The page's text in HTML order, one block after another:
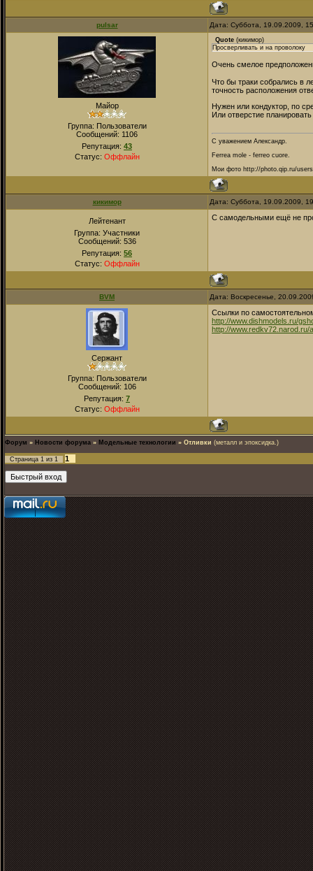
pulsar Дата: Суббота, 19.09.2009,
Майор
Группа: Пользователи
Сообщений: 1106
Репутация: 43
Статус: Оффлайн
Quote (кикимор)
Просверливать и на проволоку
Очень смелое
Что бы траки собрались в
точность расположения
Нужен или кондуктор, по
Или отверстие
С уважением Александр.
Ferrea mole - ferreo cuore.
Мои фото http://photo.qip.ru/
кикимор Дата: Суббота, 19.09.2009,
Лейтенант
Группа: Участники
Сообщений: 536
Репутация: 56
Статус: Оффлайн
С самодельными ещё не
BVM Дата: Воскресенье,
Сержант
Группа: Пользователи
Сообщений: 106
Репутация: 7
Статус: Оффлайн
Ссылки по
http://www.dishmodels.ru/
http://
Форум » Новости форума » Модельные технологии » Отливки (металл и эпоксидка.)
Страница 1 из 1 1